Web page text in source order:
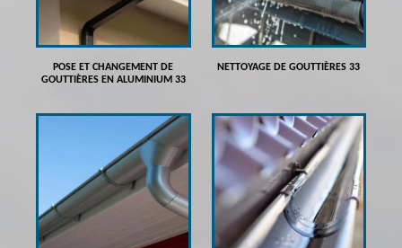
POSE ET CHANGEMENT DE
GOUTTIÈRES EN ALUMINIUM 33
NETTOYAGE DE GOUTTIÈRES 33